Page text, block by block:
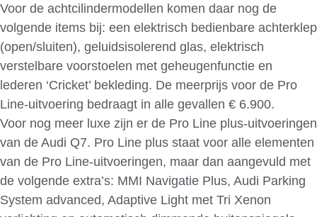
Voor de achtcilindermodellen komen daar nog de
volgende items bij: een elektrisch bedienbare achterklep
(open/sluiten), geluidsisolerend glas, elektrisch
verstelbare voorstoelen met geheugenfunctie en
lederen ‘Cricket’ bekleding. De meerprijs voor de Pro
Line-uitvoering bedraagt in alle gevallen € 6.900.
Voor nog meer luxe zijn er de Pro Line plus-uitvoeringen
van de Audi Q7. Pro Line plus staat voor alle elementen
van de Pro Line-uitvoeringen, maar dan aangevuld met
de volgende extra’s: MMI Navigatie Plus, Audi Parking
System advanced, Adaptive Light met Tri Xenon